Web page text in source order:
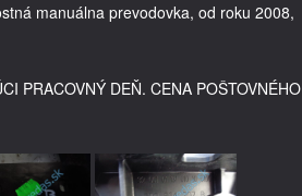
manuálna prevodovka, od roku 2008,
PRACOVNÝ DEŇ. CENA POŠTOVNÉHO